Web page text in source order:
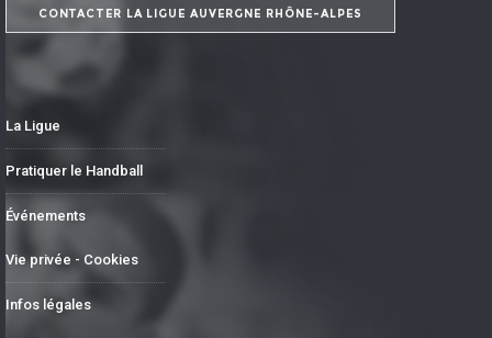
CONTACTER LA LIGUE AUVERGNE RHÔNE-ALPES
La Ligue
Pratiquer le Handball
Événements
Vie privée - Cookies
Infos légales